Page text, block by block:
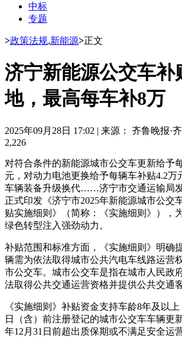
中标
专题
>政策法规,新能源>正文
济宁新能源公交车补
地，最高每车补8万
2025年09月28日 17:02 | 来源： 齐鲁晚报·
2,226
对符合条件的新能源城市公交车更新给予
元，对动力电池更换给予每辆车补贴4.2万
车辆装备升级换代……济宁市交通运输局
正式印发《济宁市2025年新能源城市公交
贴实施细则》（简称：《实施细则》），
绿色转型注入强劲动力。
补贴范围和标准方面，《实施细则》明确
辆需为依法取得城市公共汽电车线路运营
市公交车。城市公交车是指在城市人民政
法取得公共交通运营资格并提供公共交通
《实施细则》补贴资金支持车龄8年及以上
日（含）前注册登记的城市公交车车辆更
年12月31日前超出质保期或不满足安全运